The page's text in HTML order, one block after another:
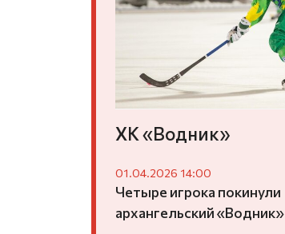
ХК «Водник»
01.04.2026 14:00
Четыре игрока покинули
архангельский «Водник»